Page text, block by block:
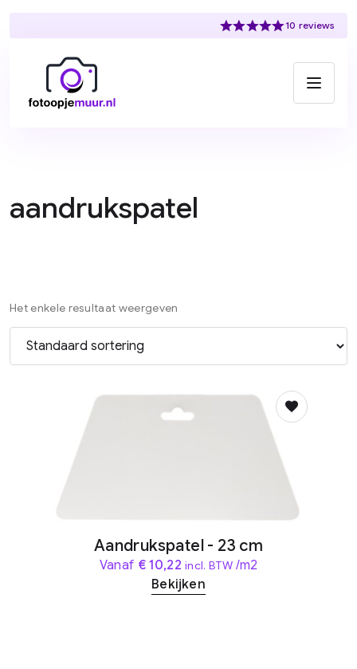
10 reviews
aandrukspatel
Het enkele resultaat weergeven
Aandrukspatel - 23 cm
Vanaf €10,22 incl. BTW /m2
Bekijken